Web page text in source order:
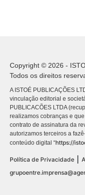
Copyright © 2026 -
Todos os direitos
A ISTOÉ PUBLICAÇÕES
vinculação editorial e
PUBLICACÕES LTDA
realizamos cobranças e
contrato de assinatura da
autorizamos terceiros a
conteúdo digital “https://
Política de Privacidade